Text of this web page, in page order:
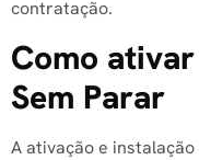
contratação.
Como
Sem Parar
A ativação e